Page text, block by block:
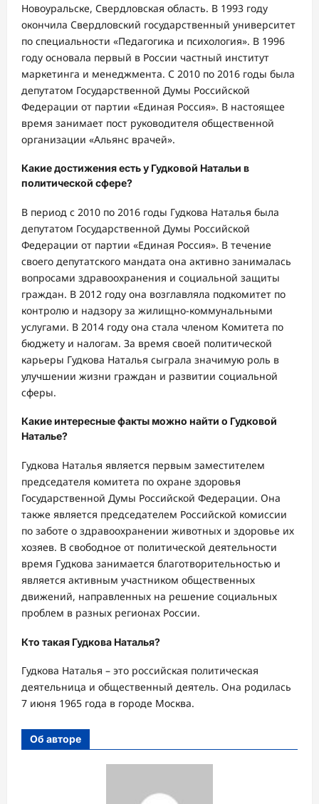
Новоуральске, Свердловская область. В 1993 году
окончила Свердловский государственный университет
по специальности «Педагогика и психология». В 1996
году основала первый в России частный институт
маркетинга и менеджмента. С 2010 по 2016 годы была
депутатом Государственной Думы Российской
Федерации от партии «Единая Россия». В настоящее
время занимает пост руководителя общественной
организации «Альянс врачей».
Какие достижения есть у Гудковой Натальи в
политической сфере?
В период с 2010 по 2016 годы Гудкова Наталья была
депутатом Государственной Думы Российской
Федерации от партии «Единая Россия». В течение
своего депутатского мандата она активно занималась
вопросами здравоохранения и социальной защиты
граждан. В 2012 году она возглавляла подкомитет по
контролю и надзору за жилищно-коммунальными
услугами. В 2014 году она стала членом Комитета по
бюджету и налогам. За время своей политической
карьеры Гудкова Наталья сыграла значимую роль в
улучшении жизни граждан и развитии социальной
сферы.
Какие интересные факты можно найти о Гудковой
Наталье?
Гудкова Наталья является первым заместителем
председателя комитета по охране здоровья
Государственной Думы Российской Федерации. Она
также является председателем Российской комиссии
по заботе о здравоохранении животных и здоровье их
хозяев. В свободное от политической деятельности
время Гудкова занимается благотворительностью и
является активным участником общественных
движений, направленных на решение социальных
проблем в разных регионах России.
Кто такая Гудкова Наталья?
Гудкова Наталья – это российская политическая
деятельница и общественный деятель. Она родилась
7 июня 1965 года в городе Москва.
Об авторе